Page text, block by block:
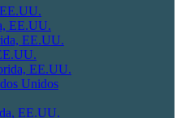
EE.UU.
EE.UU.
EE.UU.
Unidos
EE.UU.